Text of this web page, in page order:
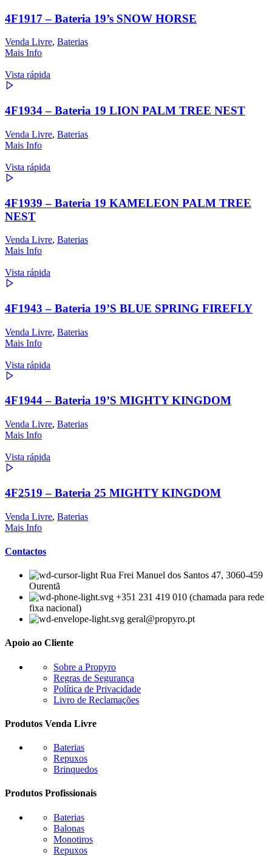
4F1917 – Bateria 19’s SNOW HORSE
Venda Livre, Baterias
Mais Info
Vista rápida
4F1934 – Bateria 19 LION PALM TREE NEST
Venda Livre, Baterias
Mais Info
Vista rápida
4F1939 – Bateria 19 KAMELEON PALM TREE
NEST
Venda Livre, Baterias
Mais Info
Vista rápida
4F1943 – Bateria 19’S BLUE SPRING FIREFLY
Venda Livre, Baterias
Mais Info
Vista rápida
4F1944 – Bateria 19’S MIGHTY KINGDOM
Venda Livre, Baterias
Mais Info
Vista rápida
4F2519 – Bateria 25 MIGHTY KINGDOM
Venda Livre, Baterias
Mais Info
Contactos
Rua Frei Manuel dos Santos 47, 3060-459
Ourentã​
+351 231 419 010 (chamada para rede
fixa nacional)
geral@propyro.pt
Apoio ao Cliente
Sobre a Propyro
Regras de Segurança
Política de Privacidade
Livro de Reclamações
Produtos Venda Livre
Baterias
Repuxos
Brinquedos
Produtos Profissionais
Baterias
Balonas
Monotiros
Repuxos